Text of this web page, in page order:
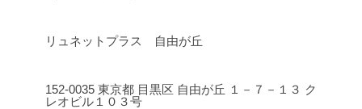
リュネットプラス 自由が丘
152-0035 東京都 目黒区 自由が丘 １－７－１３ ク
レオビル１０３号